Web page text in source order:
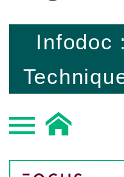
Infodoc